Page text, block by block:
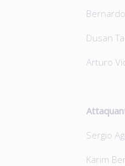
Dusan
Arturo
Sergio
Karim